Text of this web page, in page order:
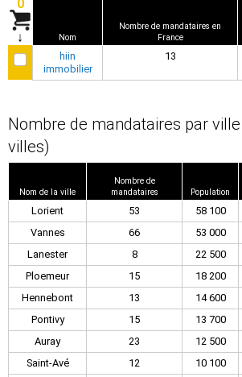
0
↓ Nom
Nombre de mandataires en
France
hiin
immobilier
13
Nombre de mandataires par
villes)
Nom de la ville
Nombre de
mandataires
Population
Lorient 53 58 100
Vannes
66 53 000
Lanester
8 22 500
Ploemeur
15 18 200
Hennebont
13 14 600
Pontivy
15 13 700
Auray
23 12 500
Saint-Avé
12 10 100